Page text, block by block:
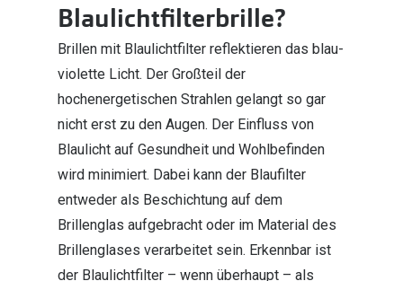
Blaulichtfilterbrille?
Brillen mit Blaulichtfilter reflektieren das blau-
violette Licht. Der Großteil der
hochenergetischen Strahlen gelangt so gar
nicht erst zu den Augen. Der Einfluss von
Blaulicht auf Gesundheit und Wohlbefinden
wird minimiert. Dabei kann der Blaufilter
entweder als Beschichtung auf dem
Brillenglas aufgebracht oder im Material des
Brillenglases verarbeitet sein. Erkennbar ist
der Blaulichtfilter – wenn überhaupt – als